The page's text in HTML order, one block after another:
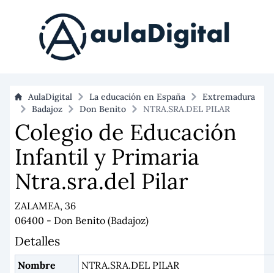
AulaDigital La educación en España
Extremadura
Badajoz
Don Benito NTRA.SRA.DEL PILAR
Colegio de Educación
Infantil y Primaria
Ntra.sra.del Pilar
ZALAMEA, 36
06400 - Don Benito (Badajoz)
Detalles
Nombre
NTRA.SRA.DEL PILAR